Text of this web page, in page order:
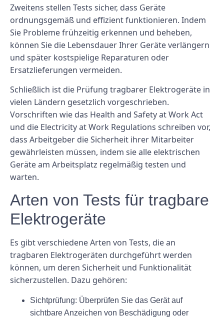
Zweitens stellen Tests sicher, dass Geräte
ordnungsgemäß und effizient funktionieren. Indem
Sie Probleme frühzeitig erkennen und beheben,
können Sie die Lebensdauer Ihrer Geräte verlängern
und später kostspielige Reparaturen oder
Ersatzlieferungen vermeiden.
Schließlich ist die Prüfung tragbarer Elektrogeräte in
vielen Ländern gesetzlich vorgeschrieben.
Vorschriften wie das Health and Safety at Work Act
und die Electricity at Work Regulations schreiben vor,
dass Arbeitgeber die Sicherheit ihrer Mitarbeiter
gewährleisten müssen, indem sie alle elektrischen
Geräte am Arbeitsplatz regelmäßig testen und
warten.
Arten von Tests für tragbare
Elektrogeräte
Es gibt verschiedene Arten von Tests, die an
tragbaren Elektrogeräten durchgeführt werden
können, um deren Sicherheit und Funktionalität
sicherzustellen. Dazu gehören:
Sichtprüfung: Überprüfen Sie das Gerät auf
sichtbare Anzeichen von Beschädigung oder